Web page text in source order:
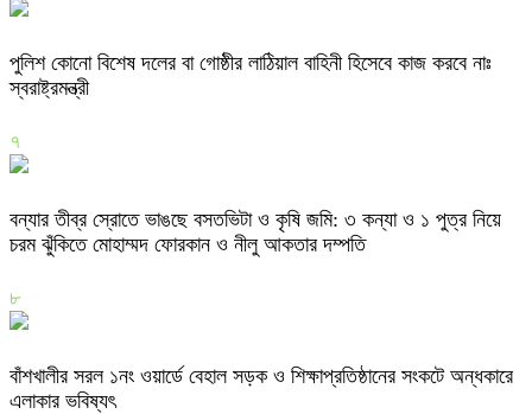
পুলিশ কোনো বিশেষ দলের বা গোষ্ঠীর লাঠিয়াল বাহিনী হিসেবে কাজ করবে নাঃ
স্বরাষ্ট্রমন্ত্রী
৭
বন্যার তীব্র স্রোতে ভাঙছে বসতভিটা ও কৃষি জমি: ৩ কন্যা ও ১ পুত্র নিয়ে
চরম ঝুঁকিতে মোহাম্মদ ফোরকান ও নীলু আকতার দম্পতি
৮
বাঁশখালীর সরল ১নং ওয়ার্ডে বেহাল সড়ক ও শিক্ষাপ্রতিষ্ঠানের সংকটে অন্ধকারে
এলাকার ভবিষ্যৎ